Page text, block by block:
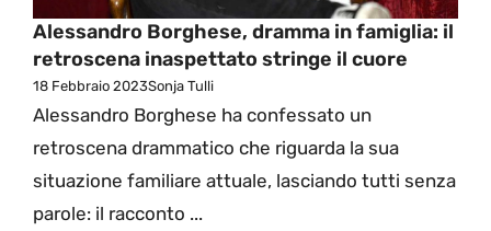
Alessandro Borghese, dramma in famiglia: il
retroscena inaspettato stringe il cuore
18 Febbraio 2023Sonja Tulli
Alessandro Borghese ha confessato un
retroscena drammatico che riguarda la sua
situazione familiare attuale, lasciando tutti senza
parole: il racconto ...